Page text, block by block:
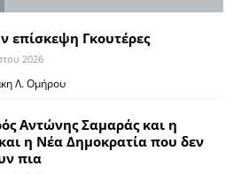
επίσκεψη Γκουτέρες
2026
Λ. Ομήρου
Αντώνης Σαμαράς και η
η Νέα Δημοκρατία που δεν
πια